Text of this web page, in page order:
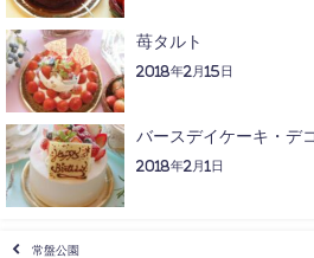
苺タルト
2018年2月15日
バースデイケーキ・デ
2018年2月1日
常盤公園